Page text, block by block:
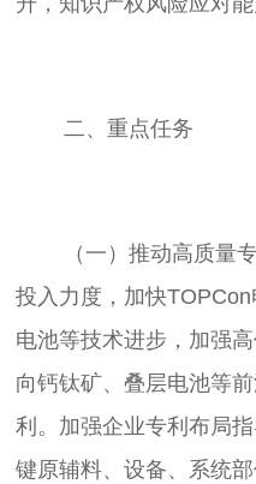
投入力度，加快
电池等技术进步，加强
向钙钛矿、叠层电池等
利。加强企业专利布局
键原辅料、设备、系统